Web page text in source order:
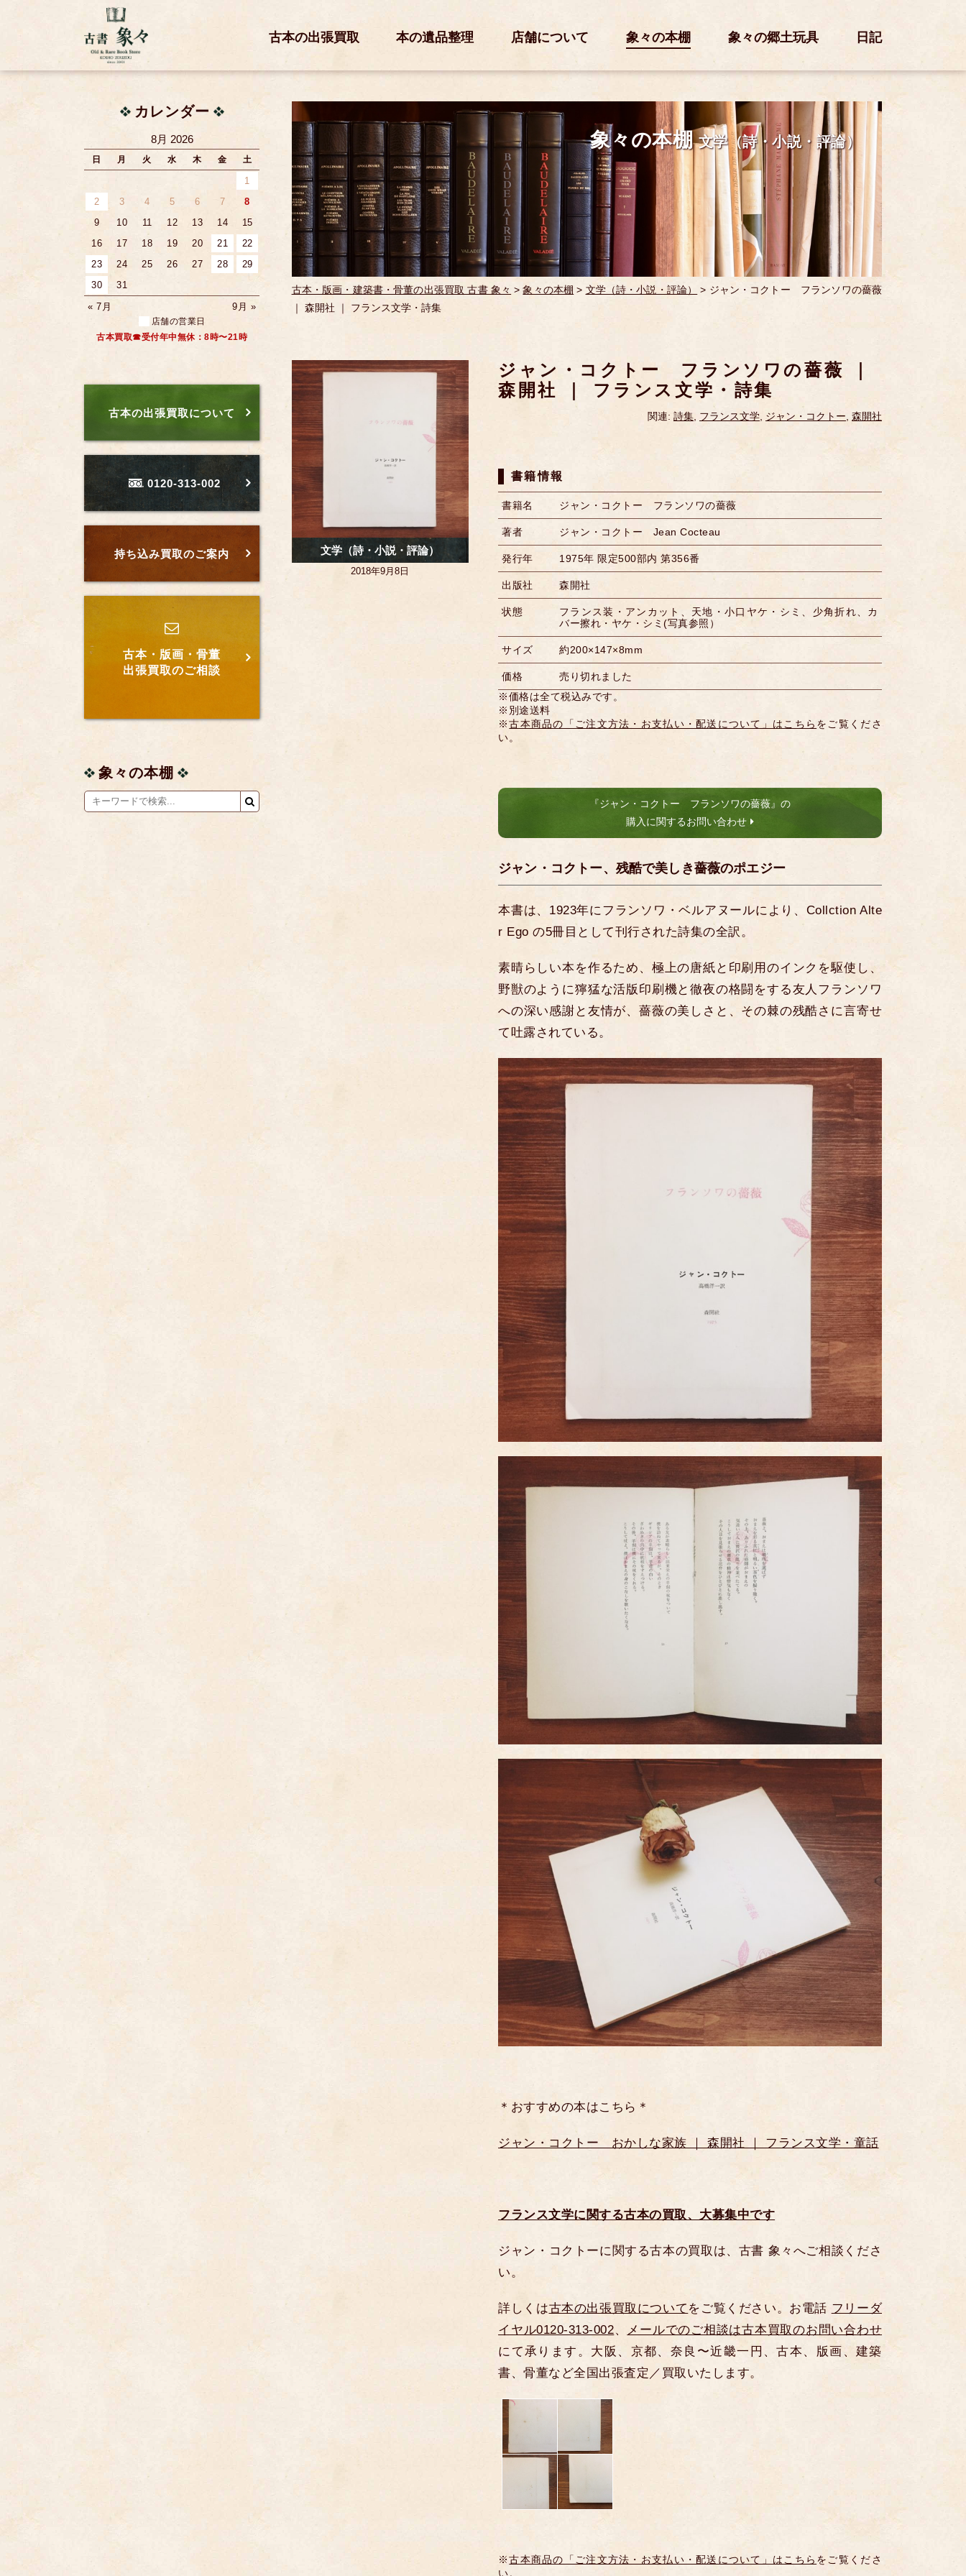
古本の出張買取 本の遺品整理 店舗について 象々の本棚 象々の郷土玩具 日記
象々の本棚文学（詩・小説・評論）
古本・版画・建築書・骨董の出張買取 古書 象々 >象々の本棚 > 文学（詩・小説・評論） > ジャン・コクトー フランソワの薔薇
｜ 森開社 ｜ フランス文学・詩集
ジャン・コクトー フランソワの薔薇 ｜
森開社 ｜ フランス文学・詩集
関連: 詩集, フランス文学, ジャン・コクトー, 森開社
書籍情報
書籍名 ジャン・コクトー フランソワの薔薇
著者 ジャン・コクトー Jean Cocteau
発行年 1975年 限定500部内 第356番
出版社 森開社
状態
フランス装・アンカット、天地・小口ヤケ・シミ、少角折れ、カ
バー擦れ・ヤケ・シミ(写真参照）
サイズ 約200×147×8mm
価格
売り切れました
※価格は全て税込みです。
※別途送料
※古本商品の「ご注文方法・お支払い・配送について」はこちら をご覧くださ
い。
『ジャン・コクトー フランソワの薔薇』の
購入に関するお問い合わせ
ジャン・コクトー、残酷で美しき薔薇のポエジー
本書は、1923年にフランソワ・ベルアヌールにより、Collction Alte
r Ego の5冊目として刊行された詩集の全訳。
素晴らしい本を作るため、極上の唐紙と印刷用のインクを駆使し、
野獣のように獰猛な活版印刷機と徹夜の格闘をする友人フランソワ
への深い感謝と友情が、薔薇の美しさと、その棘の残酷さに言寄せ
て吐露されている。
＊おすすめの本はこちら＊
ジャン・コクトー おかしな家族 ｜ 森開社 ｜ フランス文学・童話
フランス文学に関する古本の買取、大募集中です
ジャン・コクトーに関する古本の買取は、古書 象々へご相談くださ
い。
詳しくは古本の出張買取について をご覧ください。お電話 フリーダ
イヤル0120-313-002、 メールでのご相談は古本買取のお問い合わせ
にて承ります。大阪、京都、奈良〜近畿一円、古本、版画、建築
書、骨董など全国出張査定／買取いたします。
※古本商品の「ご注文方法・お支払い・配送について」はこちら をご覧くださ
い。
文学（詩・小説・評論）
2018年9月8日
カレンダー
8月 2026
日 月 火 水 木 金 土
1
2
3 4 5 6 7
8
9
10 11 12 13 14
15
16
17 18 19 20 21
22
23
24 25 26 27 28
29
30
31
« 7月
9月 »
店舗の営業日
古本買取☎受付年中無休：8時〜21時
古本の出張買取について
0120-313-002
持ち込み買取のご案内
古本・版画・骨董
出張買取のご相談
象々の本棚